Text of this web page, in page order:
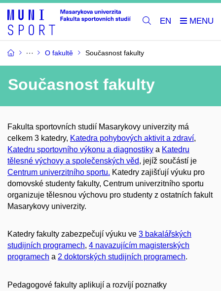
EN
O fakultě Současnost fakulty
Současnost fakulty
Fakulta sportovních studií Masarykovy univerzity má
celkem 3 katedry, Katedra pohybových aktivit a zdraví,
Katedru sportovního výkonu a diagnostiky a Katedru
tělesné výchovy a společenských věd, jejíž součástí je
Centrum univerzitního sportu. Katedry zajišťují výuku pro
domovské studenty fakulty, Centrum univerzitního sportu
organizuje tělesnou výchovu pro studenty z ostatních fakult
Masarykovy univerzity.
Katedry fakulty zabezpečují výuku ve 3 bakalářských
studijních programech, 4 navazujícím magisterských
programech a 2 doktorských studijních programech.
Pedagogové fakulty aplikují a rozvíjí poznatky